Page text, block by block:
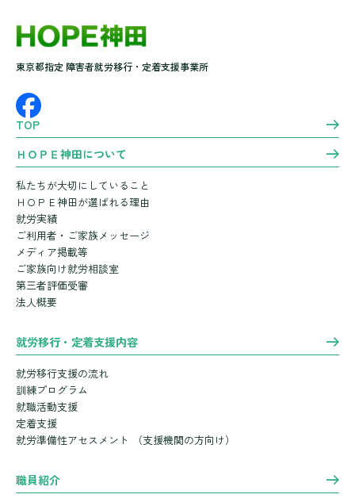
東京都指定 障害者就労移行・定着支援事業所
TOP
ＨＯＰＥ神田について
私たちが大切にしていること
ＨＯＰＥ神田が選ばれる理由
就労実績
ご利用者・ご家族メッセージ
メディア掲載等
ご家族向け就労相談室
第三者評価受審
法人概要
就労移行・定着支援内容
就労移行支援の流れ
訓練プログラム
就職活動支援
定着支援
就労準備性アセスメント
（支援機関の方向け）
職員紹介